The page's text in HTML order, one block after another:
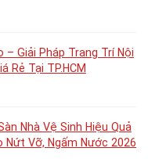
– Giải Pháp Trang Trí Nội
Rẻ Tại TP.HCM
Nhà Vệ Sinh Hiệu Quả
Nứt Vỡ, Ngấm Nước 2026